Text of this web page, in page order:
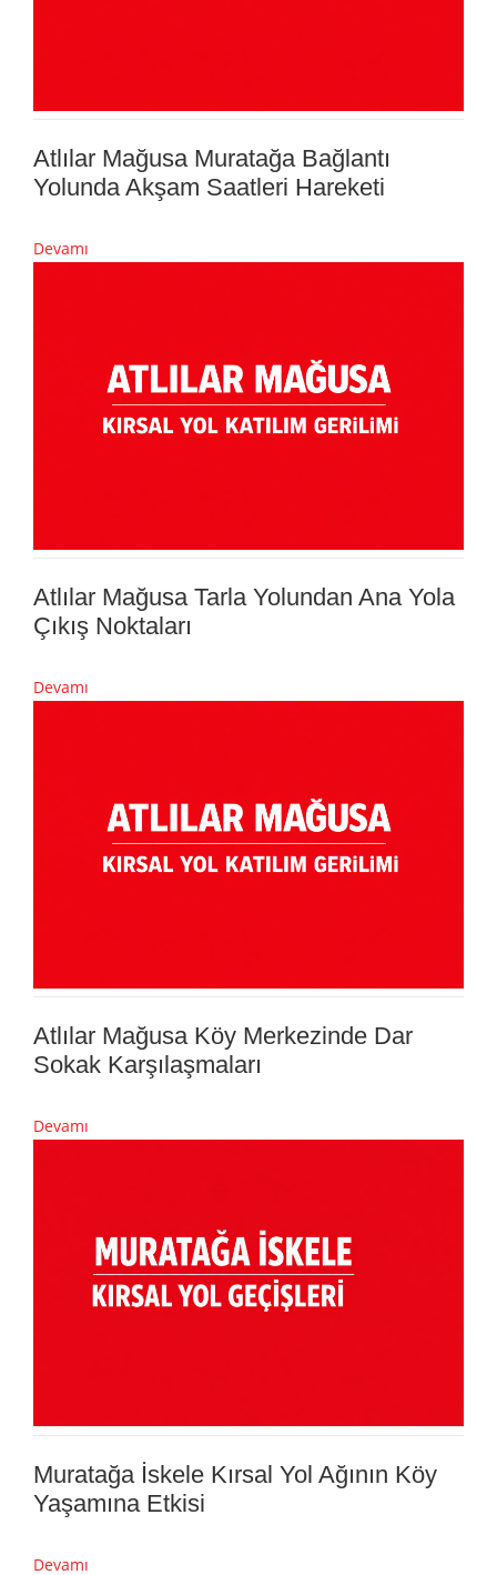
Atlılar Mağusa Muratağa Bağlantı
Yolunda Akşam Saatleri Hareketi
Devamı
Atlılar Mağusa Tarla Yolundan Ana Yola
Çıkış Noktaları
Devamı
Atlılar Mağusa Köy Merkezinde Dar
Sokak Karşılaşmaları
Devamı
Muratağa İskele Kırsal Yol Ağının Köy
Yaşamına Etkisi
Devamı